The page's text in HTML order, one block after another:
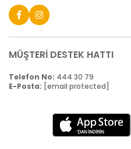
MÜŞTERİ DESTEK HATTI
Telefon No: 444 30 79
E-Posta: [email protected]